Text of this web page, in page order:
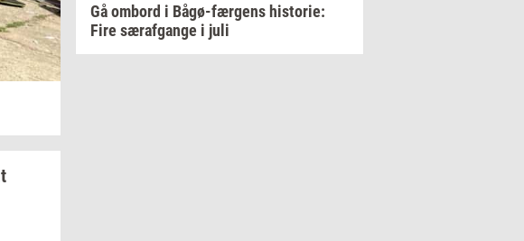
Gå ombord i Bågø-færgens historie:
Fire særafgange i juli